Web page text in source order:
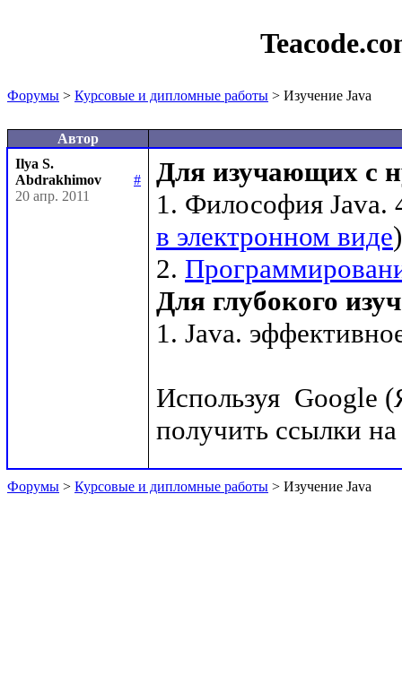
Форумы > Курсовые и дипломные работы > Изучение Java
Автор
Ilya S.
Abdrakhimov
#
20 апр. 2011
Для изучающих с
1. Философия Java.
в электронном виде)
2.
Для глубокого
1. Java.
Используя  Google
Форумы > Курсовые и дипломные работы > Изучение Java